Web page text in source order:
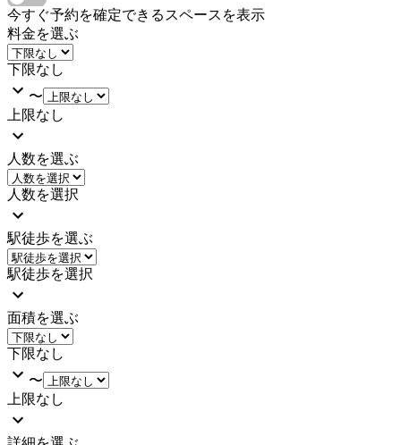
今すぐ予約を確定できるスペースを表示
料金を選ぶ
下限なし
〜
上限なし
人数を選ぶ
人数を選択
駅徒歩を選ぶ
駅徒歩を選択
面積を選ぶ
下限なし
〜
上限なし